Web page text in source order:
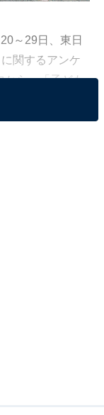
～29日、東日
関するアンケ
から、「子ども
・うれしいと
果をランキング